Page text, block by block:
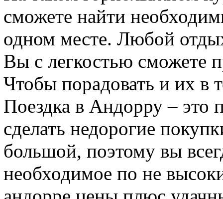
сможете найти
одном месте. Любой
Вы с легкостью сможете
Чтобы порадовать и их в
Поездка в Андорру – это
сделать недорогие
большой, поэтому вы
необходимое по не